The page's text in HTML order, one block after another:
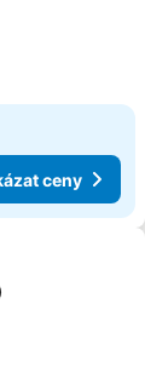
ceny
oblíbených